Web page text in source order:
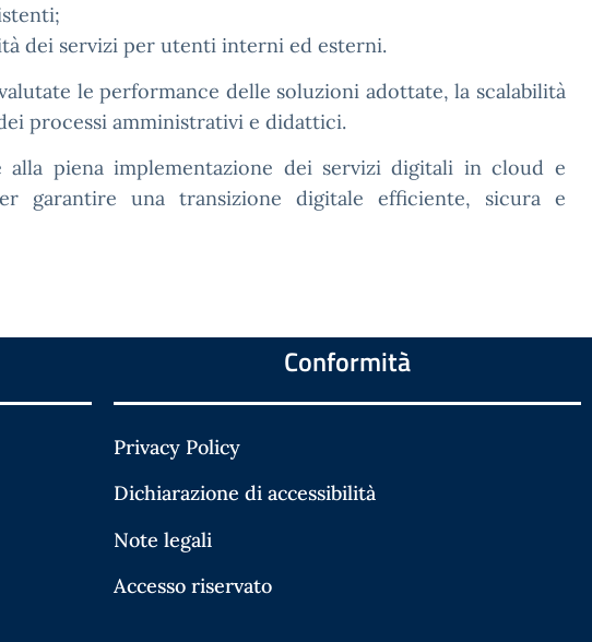
dei servizi per utenti interni ed esterni.
le performance delle soluzioni adottate, la scalabilità
processi amministrativi e didattici.
piena implementazione dei servizi digitali in cloud e
garantire una transizione digitale efficiente, sicura e
Conformità
Privacy Policy
Dichiarazione di accessibilità
Note legali
Accesso riservato